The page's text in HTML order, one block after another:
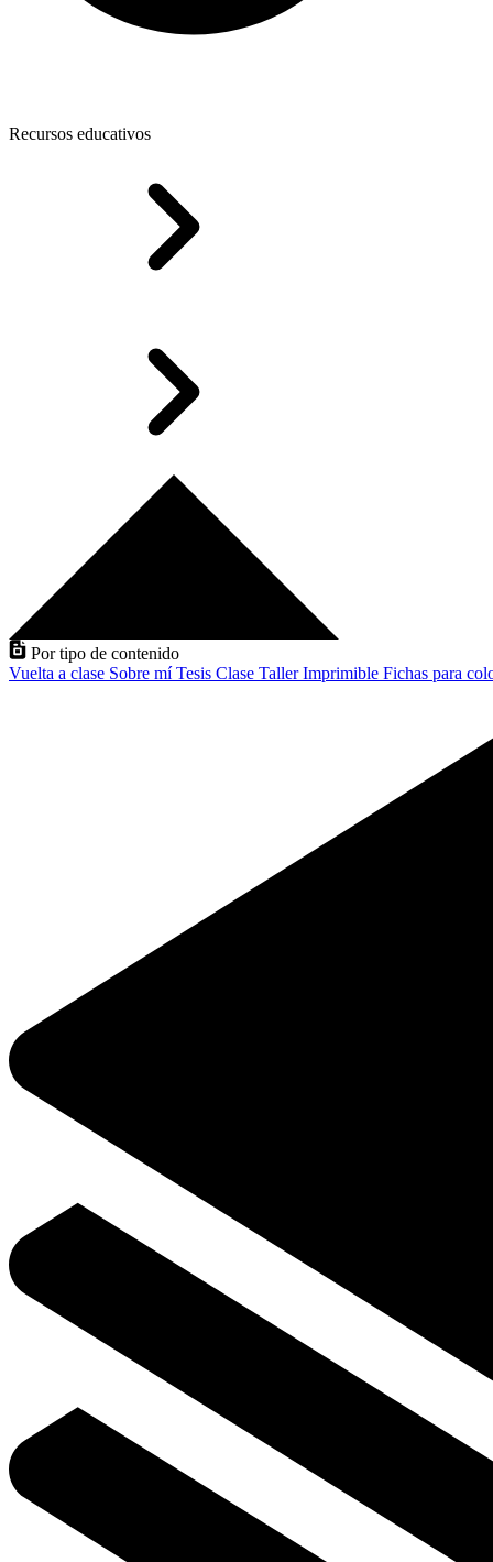
Recursos educativos
Por tipo de contenido
Vuelta a clase Sobre míTesis Clase TallerImprimible Fichas para